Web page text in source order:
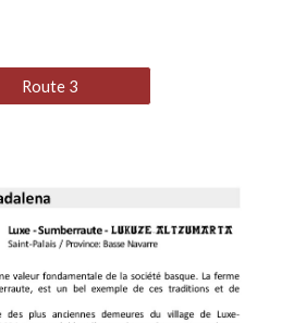
Route 3